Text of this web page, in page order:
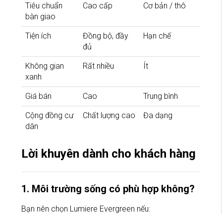
Tiêu chuẩn
bàn giao
Cao cấp Cơ bản / thô
Tiện ích
Đồng bộ, đầy
đủ
Hạn chế
Không gian
xanh
Rất nhiều Ít
Giá bán Cao Trung bình
Cộng đồng cư
dân
Chất lượng cao Đa dạng
Lời khuyên dành cho khách hàng
1. Môi trường sống có phù hợp không?
Bạn nên chọn Lumiere Evergreen nếu: